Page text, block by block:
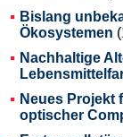
Bislang
Ökosystemen
Nachhaltige
Neues Projekt
optischer